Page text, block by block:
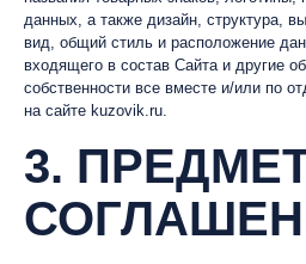
данных, а также дизайн, структура,
вид, общий стиль и расположение
входящего в состав Сайта и другие
собственности все вместе и/или по
на сайте kuzovik.ru.
3.